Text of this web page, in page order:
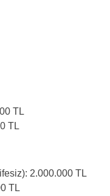
TL
TL
2.000.000 TL
TL